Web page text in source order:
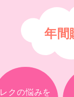
年間
レクの悩みを